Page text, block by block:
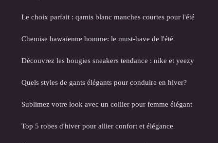
Le choix parfait : qamis blanc manches courtes pour l'été
Chemise hawaïenne homme: le must-have de l'été
Découvrez les bougies sneakers tendance : nike et yeezy
Quels styles de gants élégants pour conduire en hiver?
Sublimez votre look avec un collier pour femme élégant
Top 5 robes d'hiver pour allier confort et élégance